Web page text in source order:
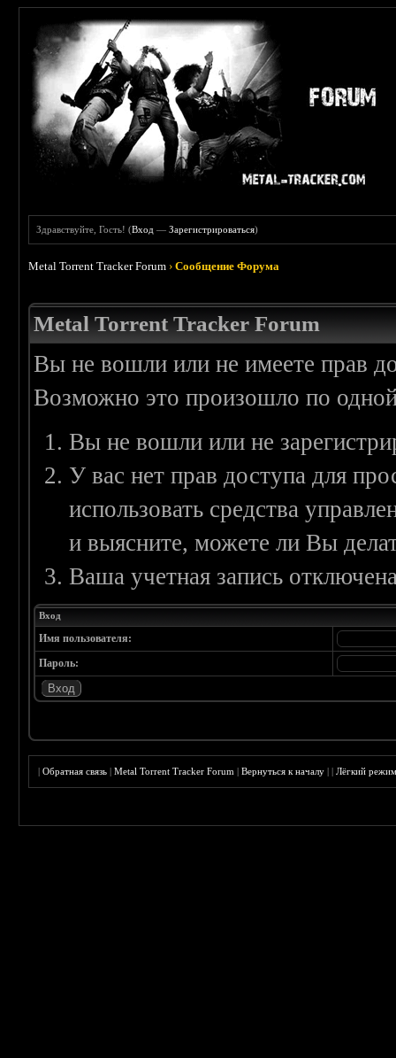
Здравствуйте, Гость! (Вход —Зарегистрироваться)
Metal Torrent Tracker Forum ›Сообщение Форума
Metal Torrent Tracker Forum
Вы не вошли или не имеете прав
Возможно это произошло по
Вы не вошли или не
У вас нет прав доступа для
использовать средства
и выясните, можете ли Вы
Ваша учетная запись
Вход
Имя пользователя:
Пароль:
|Обратная связь |Metal Torrent Tracker Forum |Вернуться к началу ||Лёгкий